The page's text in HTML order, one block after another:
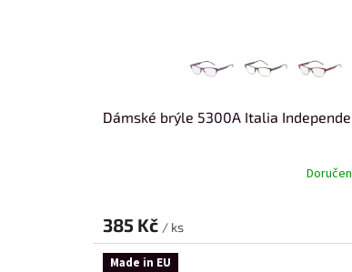
Dámské brýle 5300A Italia
385 Kč / ks
Made in EU